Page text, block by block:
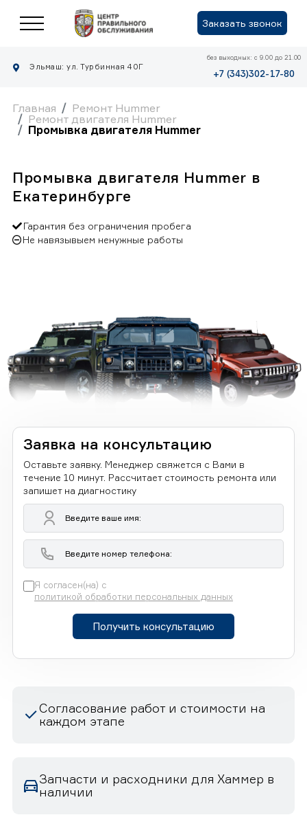
Заказать звонок
Эльмаш: ул. Турбинная 40Г
без выходных: с 9.00 до 21.00
+7 (343)302-17-80
Главная
Ремонт Hummer
Ремонт двигателя Hummer
Промывка двигателя Hummer
Промывка двигателя Hummer в
Екатеринбурге
Гарантия без ограничения пробега
Не навязывыем ненужные работы
Заявка на консультацию
Оставьте заявку. Менеджер свяжется с Вами в
течение 10 минут. Рассчитает стоимость ремонта или
запишет на диагностику
Я согласен(на) с
политикой обработки персональных данных
Получить консультацию
Согласование работ и стоимости на
каждом этапе
Запчасти и расходники для Хаммер в
наличии